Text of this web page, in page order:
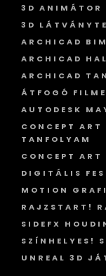
3D ANIMÁTOR
3D
ARCHICAD
ARCHICAD
ARCHICAD
ÁTFOGÓ
AUTODESK
CONCEPT
TANFOLYAM
CONCEPT ART
DIGITÁLIS
MOTION
RAJZSTART!
SIDEFX
SZÍNHELYES!
UNREAL 3D